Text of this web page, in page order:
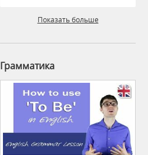
Показать больше
Грамматика